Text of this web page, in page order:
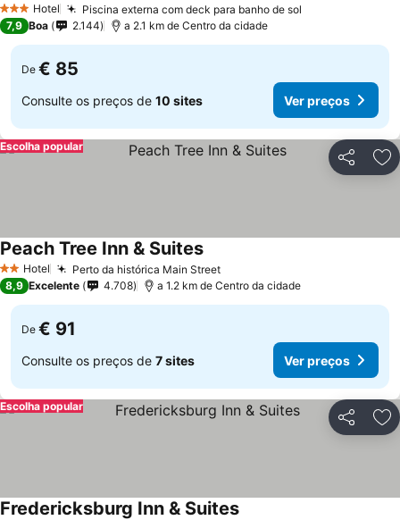
3 EstrelasHotel Piscina externa com deck para banho de sol
7,9 Boa 2.144 a 2.1 km de Centro da cidade
De € 85
Consulte os preços de 10 sites Ver preços
Partilhar
Escolha popular
2 Estrelas
Hotel Perto da histórica Main Street
Peach Tree Inn & Suites
8,9 Excelente 4.708 a 1.2 km de Centro da cidade
De € 91
Consulte os preços de 7 sites Ver preços
Partilhar
Escolha popular
Fredericksburg Inn & Suites